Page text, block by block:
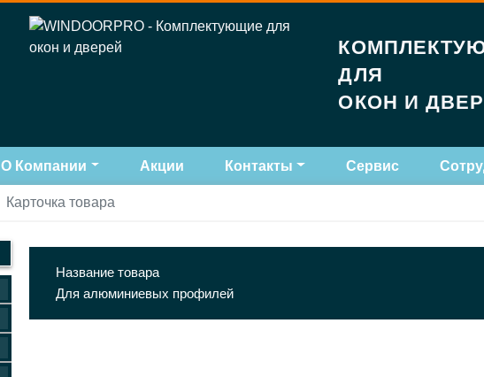
ДЛЯ
ОКОН И
О Компании Акции Контакты Сервис
Карточка товара
Название товара
Для алюминиевых профилей